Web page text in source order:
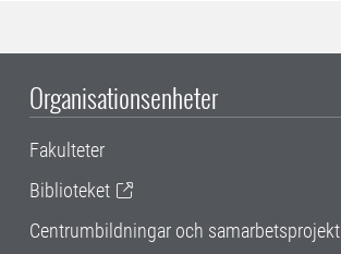
Organisationsenheter
Fakulteter
Biblioteket
Centrumbildningar och samarbetsprojekt